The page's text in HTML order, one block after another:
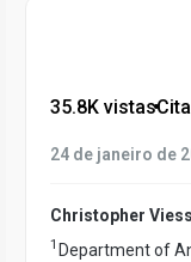
35.8K vistas•
24 de janeiro de
Christopher
1 Department of